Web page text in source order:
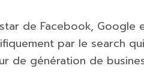
de Facebook, Google
par le search
de génération de